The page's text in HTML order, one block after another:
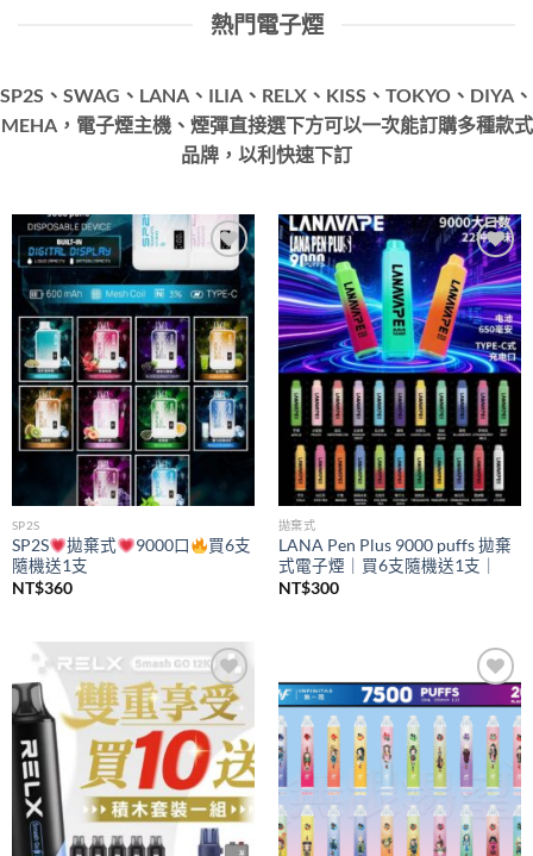
熱門電子煙
SP2S、SWAG、LANA、ILIA、RELX、KISS、TOKYO、DIYA、
MEHA，電子煙主機、煙彈直接選下方可以一次能訂購多種款式
品牌，以利快速下訂
Add to
wishlist
SP2S
SP2S 拋棄式 9000口
買6支
隨機送1支
NT$360
Add to
wishlist
拋棄式
LANA Pen Plus 9000 puffs 拋棄
式電子煙｜買6支隨機送1支｜
NT$300
Add to
wishlist
Add to
wishlist